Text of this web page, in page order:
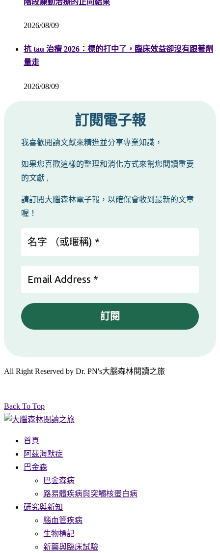
2026/08/09
抗 tau 治療 2026：標的打中了，臨床效益卻沒有跟著劑
量走
2026/08/09
訂閱電子報
我喜歡閱讀文獻來精進並分享專業知識，
如果您喜歡這樣的整理和消化方式來幫您閱讀重要
的文獻 ,
請訂閱大腦森林電子報，以確保會收到最新的文章
喔！
All Right Reserved by Dr. PN's大腦森林閱讀之旅
Back To Top
首頁
阿茲海默症
巴金森
巴金森病
路易體疾病與突觸核蛋白病
研究與新知
腦血管疾病
生物標記
新藥與臨床試驗